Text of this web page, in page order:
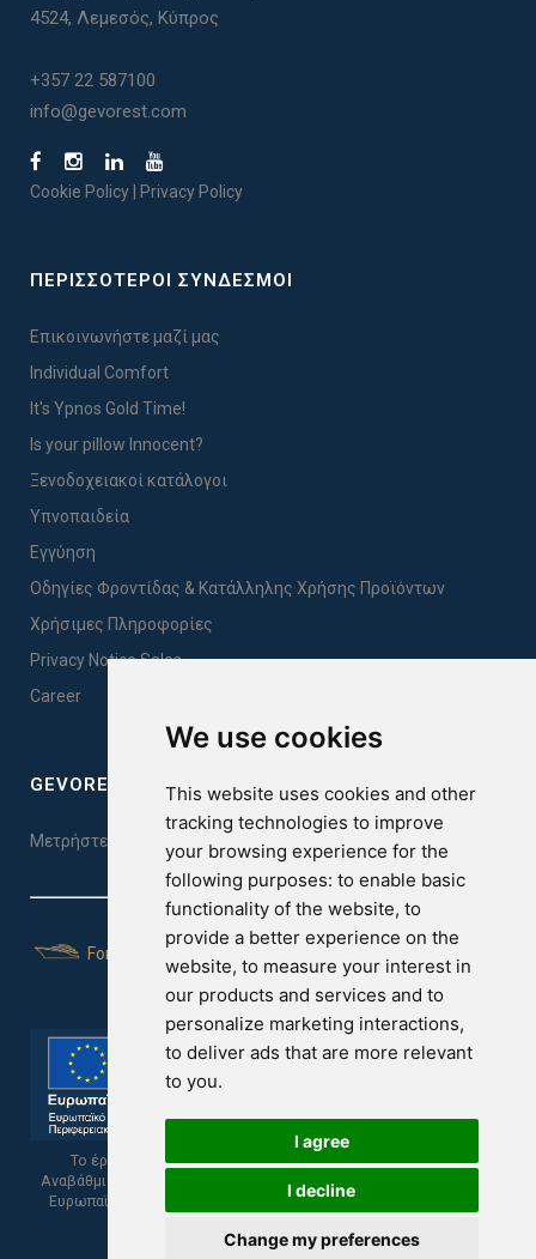
We use cookies
This website uses cookies and other
tracking technologies to improve
your browsing experience for the
following purposes: to enable basic
functionality of the website, to
provide a better experience on the
website, to measure your interest in
our products and services and to
personalize marketing interactions,
to deliver ads that are more relevant
to you.
I agree
I decline
Change my preferences
4524, Λεμεσός, Κύπρος
+357 22 587100
info@gevorest.com
Cookie Policy Privacy Policy
ΠΕΡΙΣΣΟΤΕΡΟΙ ΣΥΝΔΕΣΜΟΙ
Επικοινωνήστε μαζί μας
Individual Comfort
It's Ypnos Gold Time!
Is your pillow Innocent?
Ξενοδοχειακοί κατάλογοι
Υπνοπαιδεία
Εγγύηση
Οδηγίες Φροντίδας & Κατάλληλης Χρήσης Προϊόντων
Χρήσιμες Πληροφορίες
Privacy Notice Sales
Career
GEVOREST SLEEP QUALITY INDEX
Μετρήστε την ποιότητα του ύπνου σας. Κάντε το τεστ εδώ!
For Yachts
Το έργο υποβλήθηκε στα πλαίσια του Σχεδίου Ψηφιακής
Αναβάθμισης των Επιχειρήσεων και συγχρηματοδοτείται από το
Ευρωπαϊκό Ταμείο Περιφερειακής Ανάπτυξης και την Κυπριακή